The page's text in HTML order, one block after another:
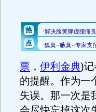
票 ， 伊利金典)
的提醒。作为一
失误。那一次是